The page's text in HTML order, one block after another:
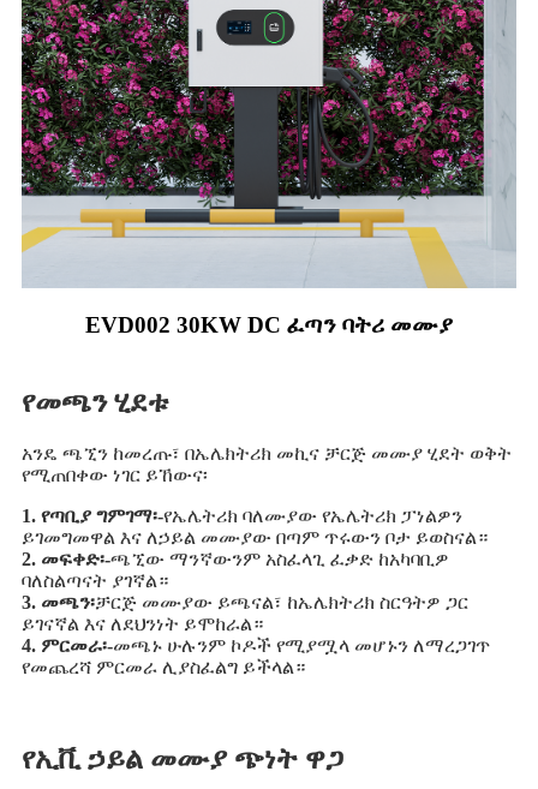
EVD002 30KW DC ፈጣን ባትሪ መሙያ
የመጫን ሂደቱ
አንዴ ጫኚን ከመረጡ፣ በኤሌክትሪክ መኪና ቻርጅ መሙያ ሂደት ወቅት
የሚጠበቀው ነገር ይኸውና፡
1. የጣቢያ ግምገማ፡-የኤሌትሪክ ባለሙያው የኤሌትሪክ ፓነልዎን
ይገመግመዋል እና ለኃይል መሙያው በጣም ጥሩውን ቦታ ይወስናል።
2. መፍቀድ፡-ጫኚው ማንኛውንም አስፈላጊ ፈቃድ ከአካባቢዎ
ባለስልጣናት ያገኛል።
3. መጫን፡ቻርጅ መሙያው ይጫናል፣ ከኤሌክትሪክ ስርዓትዎ ጋር
ይገናኛል እና ለደህንነት ይሞከራል።
4. ምርመራ፡-መጫኑ ሁሉንም ኮዶች የሚያሟላ መሆኑን ለማረጋገጥ
የመጨረሻ ምርመራ ሊያስፈልግ ይችላል።
የኢቪ ኃይል መሙያ ጭነት ዋጋ